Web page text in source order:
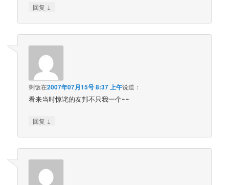
回复 ↓
剩饭在2007年07月15号 8:37 上午说道：
看来当时惊诧的友邦不只我一个~~
回复 ↓